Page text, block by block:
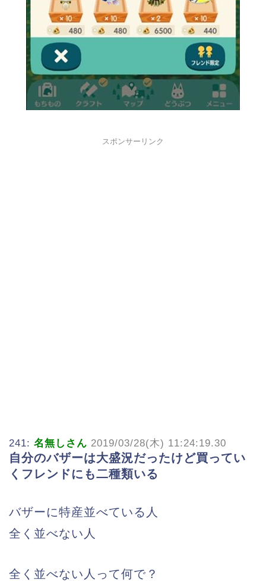
スポンサーリンク
241: 名無しさん 2019/03/28(木) 11:24:19.30
自分のバザーは大盛況だったけど買ってい
くフレンドにも二種類いる
バザーに特産並べている人
全く並べない人
全く並べない人って何で？